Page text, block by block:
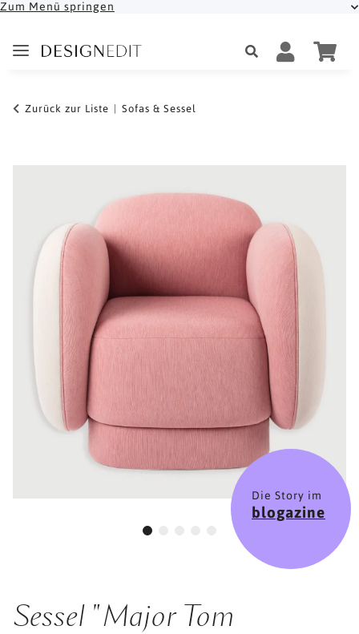
Zum Menü springen
Zurück zur Liste Sofas & Sessel
Die Story im
blogazine
Sessel "Major Tom